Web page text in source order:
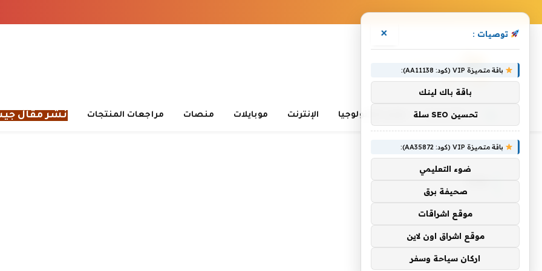
الرئيسية تعلم التكنولوجيا الإنترنت موبايلات منصات مراجعات المنتجات نشر مقال
الرئيسية»
Pod
توصيات : ×
باقة متميزة VIP (كود: AA11138):
باقة باك لينك
تحسين SEO سلة
باقة متميزة VIP (كود: AA35872):
ضوء التعليمي
صحيفة برق
موقع اشراقات
موقع اشراق اون لاين
اركان سياحة وسفر